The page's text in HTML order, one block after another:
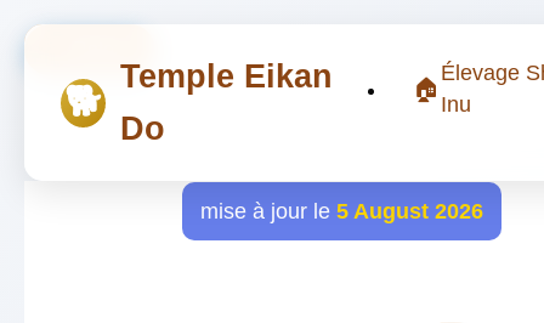
🐕
Temple Eikan
Do
🏠
Élevage
Inu
mise à jour le5 August 2026